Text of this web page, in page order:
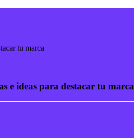
tu marca
e ideas para destacar tu marca